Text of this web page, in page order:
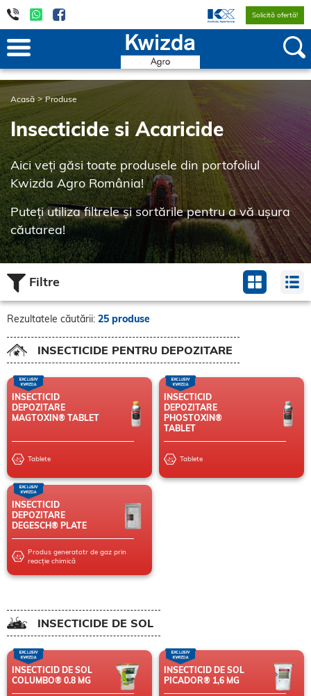
Solicită ofertă!
Acasă Produse
Insecticide si Acaricide
Aici veți găsi toate produsele din portofoliul
Kwizda Agro România!
Puteți utiliza filtrele și sortările pentru a vă ușura
căutarea!
Filtre
Rezultatele căutării: 25 produse
INSECTICIDE PENTRU DEPOZITARE
INSECTICID
DEPOZITARE
MAGTOXIN® TABLET
Tablete
INSECTICID
DEPOZITARE
PHOSTOXIN®
TABLET
Tablete
INSECTICID
DEPOZITARE
DEGESCH® PLATE
Produs generatotr de gaz prin
reacție chimică
INSECTICIDE DE SOL
INSECTICID DE SOL
COLUMBO® 0.8 MG
INSECTICID DE SOL
PICADOR® 1,6 MG